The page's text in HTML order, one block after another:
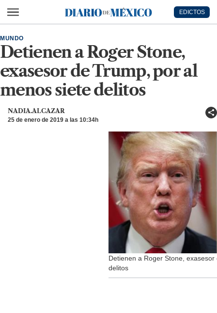
Diario de México
EDICTOS
Detienen a Roger Stone,
exasesor de Trump, por al
menos siete delitos
MUNDO
NADIA.ALCAZAR
25 de enero de 2019 a las 10:34h
Detienen a Roger Stone,
delitos